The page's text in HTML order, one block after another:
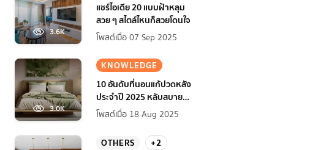
3.6K
แชร์ไอเดีย 20 แบบฝ้าหลุม
สวย ๆ สไตล์ไหนก็สวยโดนใจ
โพสต์เมื่อ 07 Sep 2025
3.0K
KNOWLEDGE
10 อันดับที่นอนแก้ปวดหลัง
ประจำปี 2025 หลับสบาย
สุขภาพดียิ่งกว่าเดิม
โพสต์เมื่อ 18 Aug 2025
OTHERS
+2